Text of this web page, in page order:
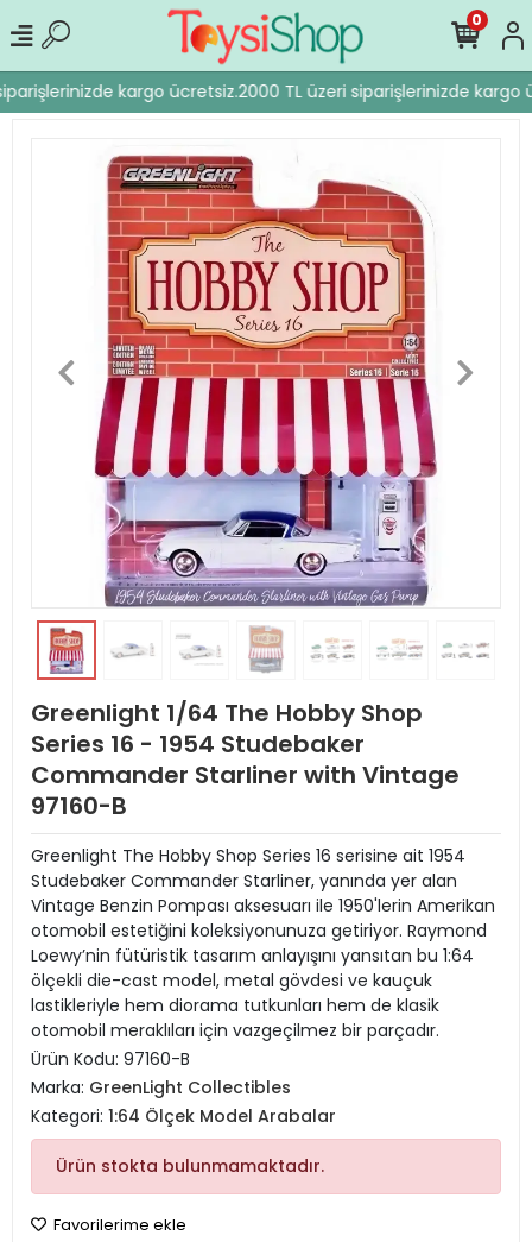
kargo ücretsiz.2000 TL üzeri siparişlerinizde kargo
0
Greenlight 1/64 The Hobby Shop
Series 16 - 1954 Studebaker
Commander Starliner with Vintage
97160-B
Greenlight The Hobby Shop Series 16 serisine ait 1954
Studebaker Commander Starliner, yanında yer alan
Vintage Benzin Pompası aksesuarı ile 1950'lerin Amerikan
otomobil estetiğini koleksiyonunuza getiriyor. Raymond
Loewy’nin fütüristik tasarım anlayışını yansıtan bu 1:64
ölçekli die-cast model, metal gövdesi ve kauçuk
lastikleriyle hem diorama tutkunları hem de klasik
otomobil meraklıları için vazgeçilmez bir parçadır.
Ürün Kodu: 97160-B
Marka: GreenLight Collectibles
Kategori: 1:64 Ölçek Model Arabalar
Ürün stokta bulunmamaktadır.
Favorilerime ekle